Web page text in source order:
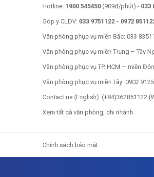
Hotline: 1900 545450 (909đ/phút) - 033
Góp ý CLDV: 033 9751122 - 0972
Văn phòng phục vụ miền Bắc: 033
Văn phòng phục vụ miền Trung – Tây
Văn phòng phục vụ TP. HCM – miền
Văn phòng phục vụ miền Tây: 0902
Contact us (English): (+84)362851122
Xem tất cả văn phòng, chi nhánh
Chính sách bảo mật